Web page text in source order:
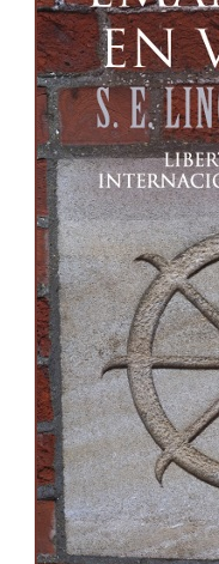
11h-14h
Exposición “A
/ Espacio Ronda,
Iconografía en
8/10/25-19/11/25
Introducción
2/10-20/11/25
Introducción al
miércoles 26/3-
Entrevista a
Theravada y
Chikung por
martes de 12:30h-
IV Jornadas de
femenino /
14h